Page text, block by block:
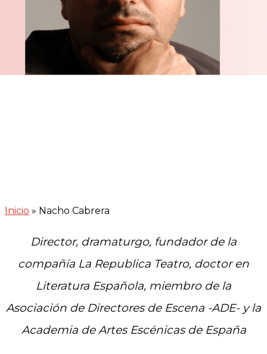
Inicio » Nacho Cabrera
Director, dramaturgo, fundador de la
compañía La Republica Teatro, doctor en
Literatura Española, miembro de la
Asociación de Directores de Escena -ADE- y la
Academia de Artes Escénicas de España